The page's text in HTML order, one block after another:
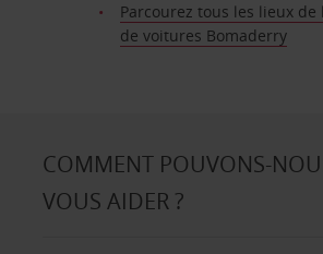
Parcourez tous les lieux de
de voitures Bomaderry
COMMENT POUVONS-
VOUS AIDER ?